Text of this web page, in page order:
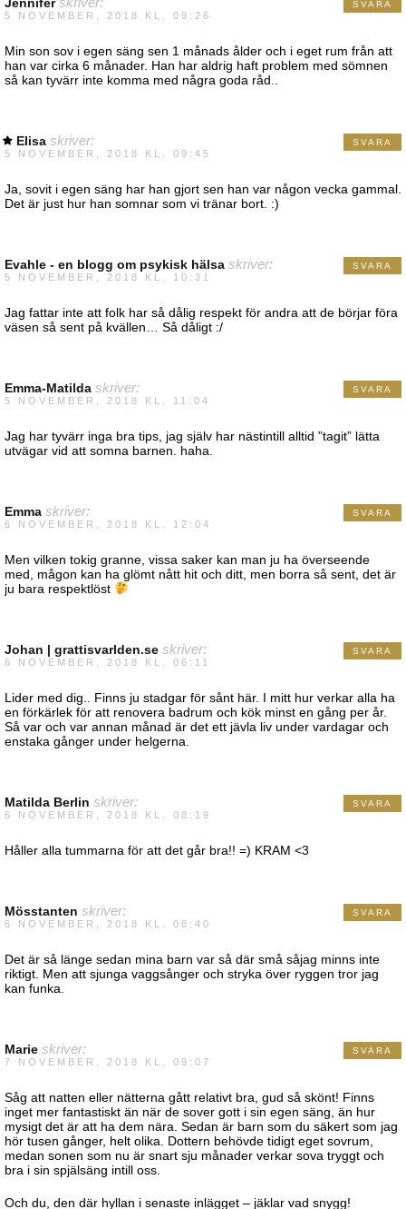
5 NOVEMBER, 2018 KL. 09:26
Min son sov i egen säng sen 1 månads ålder och i eget rum från att
han var cirka 6 månader. Han har aldrig haft problem med sömnen
så kan tyvärr inte komma med några goda råd..
SVARA
Elisa skriver:
5 NOVEMBER, 2018 KL. 09:45
Ja, sovit i egen säng har han gjort sen han var någon vecka gammal.
Det är just hur han somnar som vi tränar bort. :)
SVARA
Evahle - en blogg om psykisk hälsa skriver:
5 NOVEMBER, 2018 KL. 10:31
Jag fattar inte att folk har så dålig respekt för andra att de börjar föra
väsen så sent på kvällen… Så dåligt :/
SVARA
Emma-Matilda skriver:
5 NOVEMBER, 2018 KL. 11:04
Jag har tyvärr inga bra tips, jag själv har nästintill alltid ”tagit” lätta
utvägar vid att somna barnen. haha.
SVARA
Emma skriver:
6 NOVEMBER, 2018 KL. 12:04
Men vilken tokig granne, vissa saker kan man ju ha överseende
med, mågon kan ha glömt nått hit och ditt, men borra så sent, det är
ju bara respektlöst
SVARA
Johan | grattisvarlden.se skriver:
6 NOVEMBER, 2018 KL. 06:11
Lider med dig.. Finns ju stadgar för sånt här. I mitt hur verkar alla ha
en förkärlek för att renovera badrum och kök minst en gång per år.
Så var och var annan månad är det ett jävla liv under vardagar och
enstaka gånger under helgerna.
SVARA
Matilda Berlin skriver:
6 NOVEMBER, 2018 KL. 08:19
Håller alla tummarna för att det går bra!! =) KRAM <3
SVARA
Mösstanten skriver:
6 NOVEMBER, 2018 KL. 08:40
Det är så länge sedan mina barn var så där små såjag minns inte
riktigt. Men att sjunga vaggsånger och stryka över ryggen tror jag
kan funka.
SVARA
Marie skriver:
7 NOVEMBER, 2018 KL. 09:07
Såg att natten eller nätterna gått relativt bra, gud så skönt! Finns
inget mer fantastiskt än när de sover gott i sin egen säng, än hur
mysigt det är att ha dem nära. Sedan är barn som du säkert som jag
hör tusen gånger, helt olika. Dottern behövde tidigt eget sovrum,
medan sonen som nu är snart sju månader verkar sova tryggt och
bra i sin spjälsäng intill oss.
Och du, den där hyllan i senaste inlägget – jäklar vad snygg!
SVARA